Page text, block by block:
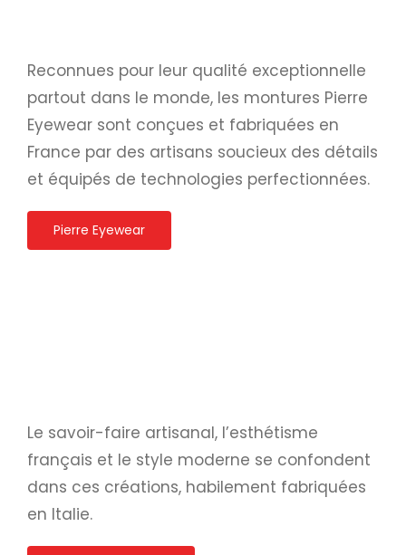
Reconnues pour leur qualité exceptionnelle
partout dans le monde, les montures Pierre
Eyewear sont conçues et fabriquées en
France par des artisans soucieux des détails
et équipés de technologies perfectionnées.
Pierre Eyewear
Le savoir-faire artisanal, l’esthétisme
français et le style moderne se confondent
dans ces créations, habilement fabriquées
en Italie.